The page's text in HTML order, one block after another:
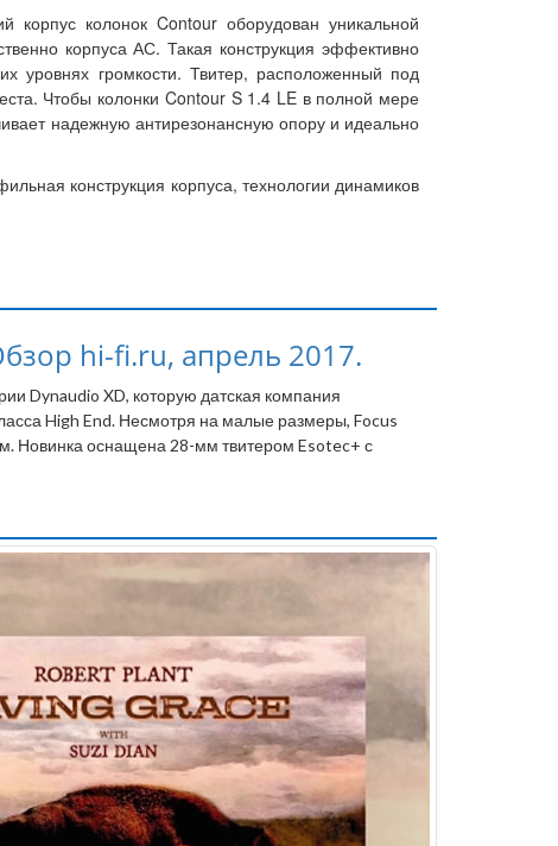
корпус колонок Contour оборудован уникальной
корпуса АС. Такая конструкция эффективно
уровнях громкости. Твитер, расположенный под
Чтобы колонки Contour S 1.4 LE в полной мере
надежную антирезонансную опору и идеально
конструкция корпуса, технологии динамиков
hi-fi.ru, апрель 2017.
Dynaudio XD, которую датская компания
High End. Несмотря на малые размеры, Focus
Новинка оснащена 28-мм твитером Esotec+ с